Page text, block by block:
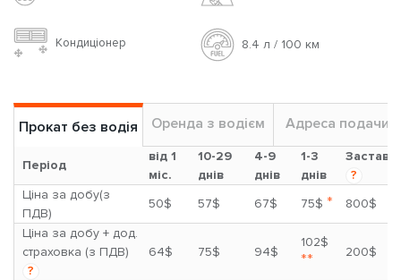
Кондиціонер 8.4 л / 100 км
Прокат без водія Оренда з водієм Адреса подачи
Період
від 1
міс.
10-29
днів
4-9
днів
1-3
днів
Застава
?
Ціна за добу(з
ПДВ)
50$ 57$ 67$ 75$ *
800$
Ціна за добу + дод.
страховка (з ПДВ)
?
64$ 75$ 94$
102$
** 200$